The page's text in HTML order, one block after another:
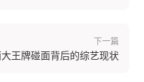
下一篇
王牌碰面背后的综艺现状